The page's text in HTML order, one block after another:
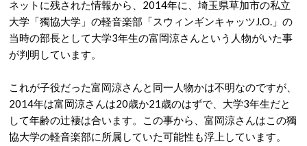
ネットに残された情報から、2014年に、埼玉県草加市の私立
大学「獨協大学」の軽音楽部「スウィンギンキャッツJ.O.」の
当時の部長として大学3年生の富岡涼さんという人物がいた事
が判明しています。
これが子役だった富岡涼さんと同一人物かは不明なのですが、
2014年は富岡涼さんは20歳か21歳のはずで、大学3年生だと
して年齢の辻褄は合います。この事から、富岡涼さんはこの獨
協大学の軽音楽部に所属していた可能性も浮上しています。